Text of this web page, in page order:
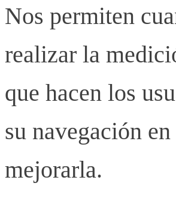
Nos permiten
realizar la
que hacen los
su navegación
mejorarla.